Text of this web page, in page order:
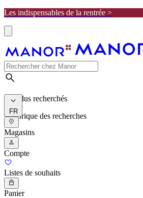
Les indispensables de la rentrée >
Les plus recherchés
Historique des recherches
FR
Magasins
Compte
Listes de souhaits
Panier